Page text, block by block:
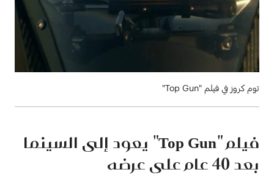
توم كروز في فيلم "Top Gun"
فيلم "Top Gun" يعود إلى السينما
بعد 40 عام على عرضه